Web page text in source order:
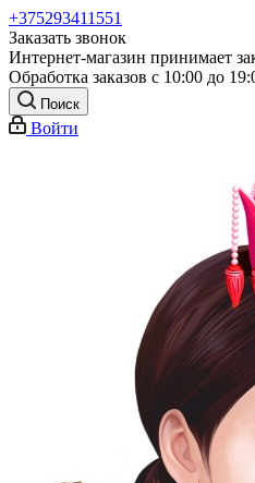
+375293411551
Заказать звонок
Интернет-магазин принимает
Обработка заказов с 10:00 до
Поиск
Войти